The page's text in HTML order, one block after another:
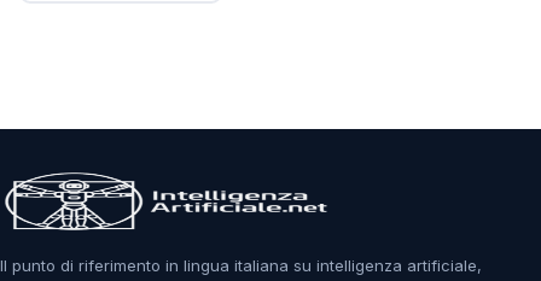
Il punto di riferimento in lingua italiana su intelligenza artificiale,